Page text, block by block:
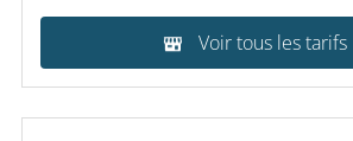
Voir tous les tarifs